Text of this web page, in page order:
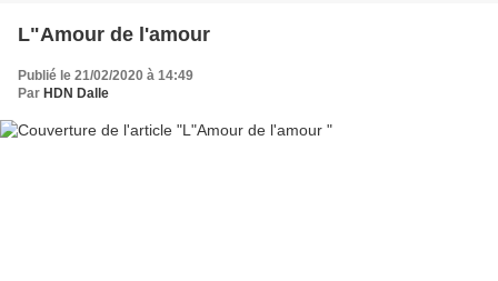
L"Amour de l'amour
Publié le 21/02/2020 à 14:49
Par HDN Dalle